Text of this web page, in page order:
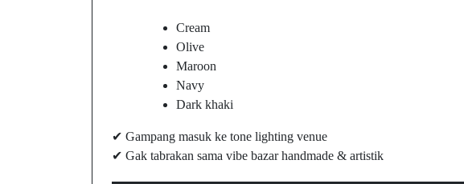
Cream
Olive
Maroon
Navy
Dark khaki
✔ Gampang masuk ke tone lighting venue
✔ Gak tabrakan sama vibe bazar handmade & artistik